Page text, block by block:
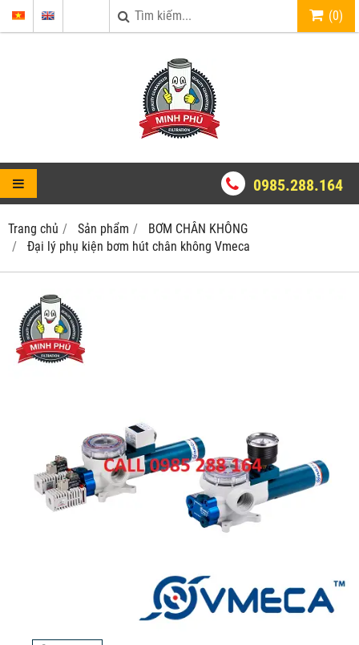
(0)
0985.288.164
Trang chủ Sản phẩm
BƠM CHÂN KHÔNG
Đại lý phụ kiện bơm hút chân không Vmeca